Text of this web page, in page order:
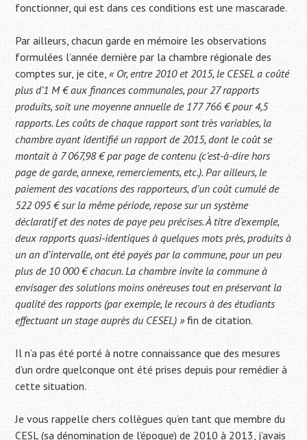
fonctionner, qui est dans ces conditions est une mascarade.
Par ailleurs, chacun garde en mémoire les observations
formulées l’année dernière par la chambre régionale des
comptes sur, je cite,« Or, entre 2010 et 2015, le CESEL a coûté
plus d’1 M € aux finances communales, pour 27 rapports
produits, soit une moyenne annuelle de 177 766 € pour 4,5
rapports. Les coûts de chaque rapport sont très variables, la
chambre ayant identifié un rapport de 2015, dont le coût se
montait à 7 067,98 € par page de contenu (c’est-à-dire hors
page de garde, annexe, remerciements, etc.). Par ailleurs, le
paiement des vacations des rapporteurs, d’un coût cumulé de
522 095 € sur la même période, repose sur un système
déclaratif et des notes de paye peu précises. À titre d’exemple,
deux rapports quasi-identiques à quelques mots près, produits à
un an d’intervalle, ont été payés par la commune, pour un peu
plus de 10 000 € chacun. La chambre invite la commune à
envisager des solutions moins onéreuses tout en préservant la
qualité des rapports (par exemple, le recours à des étudiants
effectuant un stage auprès du CESEL) » fin de citation.
Il n’a pas été porté à notre connaissance que des mesures
d’un ordre quelconque ont été prises depuis pour remédier à
cette situation.
Je vous rappelle chers collègues qu’en tant que membre du
CESL (sa dénomination de l’époque) de 2010 à 2013, j’avais